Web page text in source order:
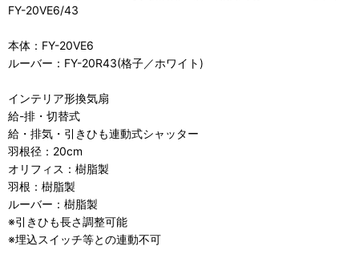
FY-20VE6/43
本体：FY-20VE6
ルーバー：FY-20R43(格子／ホワイト)
インテリア形換気扇
給-排・切替式
給・排気・引きひも連動式シャッター
羽根径：20cm
オリフィス：樹脂製
羽根：樹脂製
ルーバー：樹脂製
※引きひも長さ調整可能
※埋込スイッチ等との連動不可